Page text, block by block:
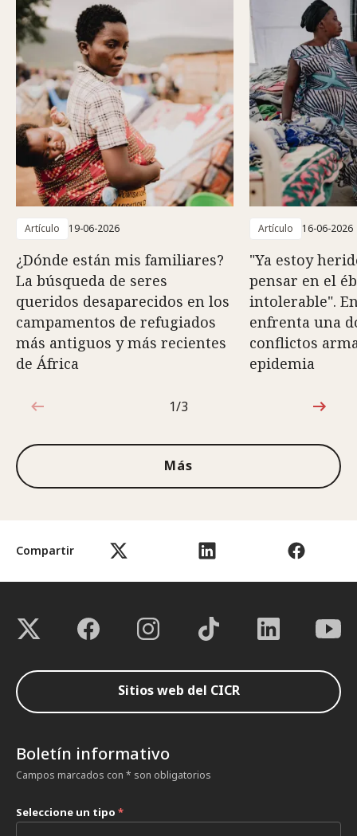
Compartir
Artículo 19-06-2026
¿Dónde están mis familiares?
La búsqueda de seres
queridos desaparecidos en los
campamentos de refugiados
más antiguos y más recientes
de África
Artículo 16-06-2026
"Ya estoy
pensar en el
intolerable".
enfrenta una
conflictos
epidemia
1de3
1/3
Más
Sitios web del CICR
Boletín informativo
Campos marcados con * son obligatorios
Seleccione un tipo *